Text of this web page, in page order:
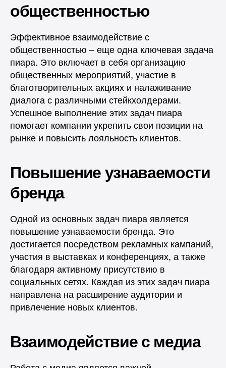
общественностью
Эффективное взаимодействие с
общественностью – еще одна ключевая задача
пиара. Это включает в себя организацию
общественных мероприятий, участие в
благотворительных акциях и налаживание
диалога с различными стейкхолдерами.
Успешное выполнение этих задач пиара
помогает компании укрепить свои позиции на
рынке и повысить лояльность клиентов.
Повышение узнаваемости
бренда
Одной из основных задач пиара является
повышение узнаваемости бренда. Это
достигается посредством рекламных кампаний,
участия в выставках и конференциях, а также
благодаря активному присутствию в
социальных сетях. Каждая из этих задач пиара
направлена на расширение аудитории и
привлечение новых клиентов.
Взаимодействие с медиа